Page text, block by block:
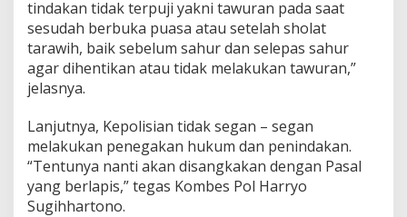
k
s
i
T
r
a
n
d
tindakan tidak terpuji yakni tawuran pada saat
sesudah berbuka puasa atau setelah sholat
tarawih, baik sebelum sahur dan selepas sahur
agar dihentikan atau tidak melakukan tawuran,”
jelasnya.
Lanjutnya, Kepolisian tidak segan – segan
melakukan penegakan hukum dan penindakan.
“Tentunya nanti akan disangkakan dengan Pasal
yang berlapis,” tegas Kombes Pol Harryo
Sugihhartono.